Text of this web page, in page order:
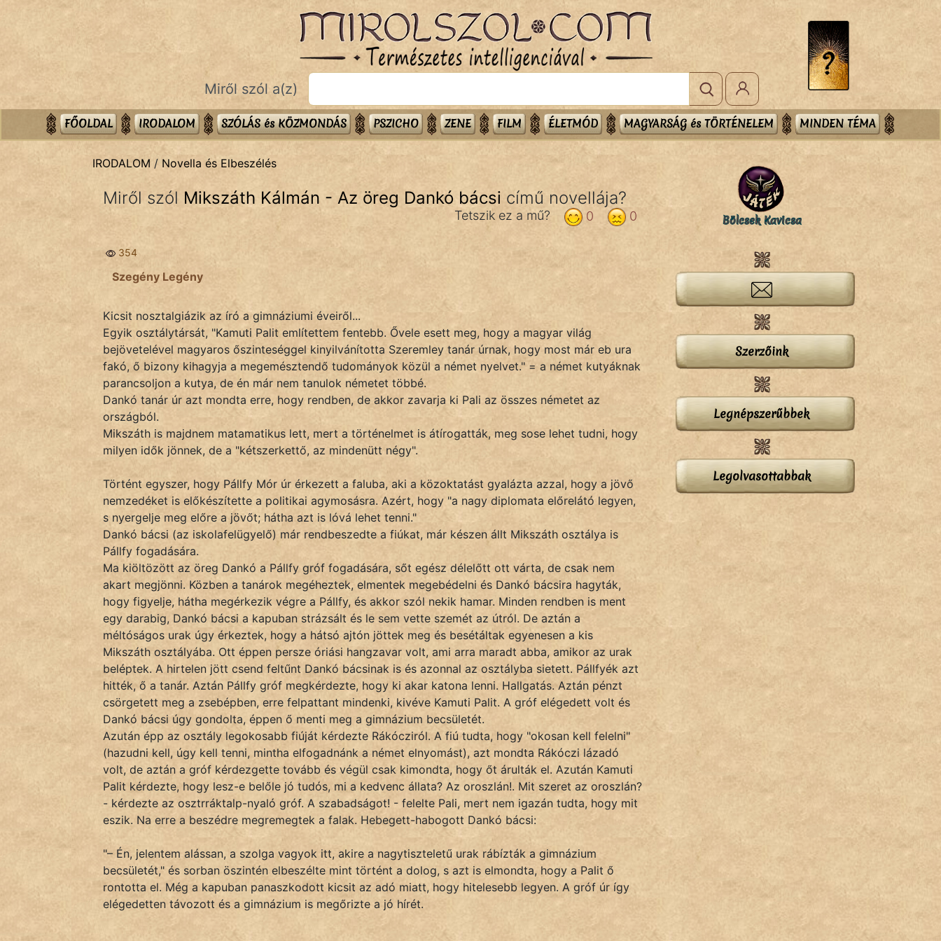
Dráma
Eposz
Kötelező
Monda
Regény
Vers
KÖZMONDÁS
Népszerű szerzőink:
Miről szól a(z)
FŐOLDAL IRODALOM SZÓLÁS és KÖZMONDÁS PSZICHO ZENE FILM ÉLETMÓD MAGYARSÁG és TÖRTÉNELEM MINDEN TÉMA
IRODALOM / Novella és Elbeszélés
Miről szól Mikszáth Kálmán - Az öreg Dankó bácsi című novellája?
0
0
Tetszik ez a mű?
354
Szegény Legény
Kicsit nosztalgiázik az író a gimnáziumi éveiről...
Egyik osztálytársát, "Kamuti Palit említettem fentebb. Ővele esett meg, hogy a magyar világ
bejövetelével magyaros őszinteséggel kinyilvánította Szeremley tanár úrnak, hogy most már eb ura
fakó, ő bizony kihagyja a megemésztendő tudományok közül a német nyelvet." = a német kutyáknak
parancsoljon a kutya, de én már nem tanulok németet többé.
Dankó tanár úr azt mondta erre, hogy rendben, de akkor zavarja ki Pali az összes németet az
országból.
Mikszáth is majdnem matamatikus lett, mert a történelmet is átírogatták, meg sose lehet tudni, hogy
milyen idők jönnek, de a "kétszerkettő, az mindenütt négy".
Történt egyszer, hogy Pállfy Mór úr érkezett a faluba, aki a közoktatást gyalázta azzal, hogy a jövő
nemzedéket is előkészítette a politikai agymosásra. Azért, hogy "a nagy diplomata előrelátó legyen,
s nyergelje meg előre a jövőt; hátha azt is lóvá lehet tenni."
Dankó bácsi (az iskolafelügyelő) már rendbeszedte a fiúkat, már készen állt Mikszáth osztálya is
Pállfy fogadására.
Ma kiöltözött az öreg Dankó a Pállfy gróf fogadására, sőt egész délelőtt ott várta, de csak nem
akart megjönni. Közben a tanárok megéheztek, elmentek megebédelni és Dankó bácsira hagyták,
hogy figyelje, hátha megérkezik végre a Pállfy, és akkor szól nekik hamar. Minden rendben is ment
egy darabig, Dankó bácsi a kapuban strázsált és le sem vette szemét az útról. De aztán a
méltóságos urak úgy érkeztek, hogy a hátsó ajtón jöttek meg és besétáltak egyenesen a kis
Mikszáth osztályába. Ott éppen persze óriási hangzavar volt, ami arra maradt abba, amikor az urak
beléptek. A hirtelen jött csend feltűnt Dankó bácsinak is és azonnal az osztályba sietett. Pállfyék azt
hitték, ő a tanár. Aztán Pállfy gróf megkérdezte, hogy ki akar katona lenni. Hallgatás. Aztán pénzt
csörgetett meg a zsebépben, erre felpattant mindenki, kivéve Kamuti Palit. A gróf elégedett volt és
Dankó bácsi úgy gondolta, éppen ő menti meg a gimnázium becsületét.
Azután épp az osztály legokosabb fiúját kérdezte Rákócziról. A fiú tudta, hogy "okosan kell felelni"
(hazudni kell, úgy kell tenni, mintha elfogadnánk a német elnyomást), azt mondta Rákóczi lázadó
volt, de aztán a gróf kérdezgette tovább és végül csak kimondta, hogy őt árulták el. Azután Kamuti
Palit kérdezte, hogy lesz-e belőle jó tudós, mi a kedvenc állata? Az oroszlán!. Mit szeret az oroszlán?
- kérdezte az osztrráktalp-nyaló gróf. A szabadságot! - felelte Pali, mert nem igazán tudta, hogy mit
eszik. Na erre a beszédre megremegtek a falak. Hebegett-habogott Dankó bácsi:
"– Én, jelentem alássan, a szolga vagyok itt, akire a nagytiszteletű urak rábízták a gimnázium
becsületét," és sorban öszintén elbeszélte mint történt a dolog, s azt is elmondta, hogy a Palit ő
rontotta el. Még a kapuban panaszkodott kicsit az adó miatt, hogy hitelesebb legyen. A gróf úr így
elégedetten távozott és a gimnázium is megőrizte a jó hírét.
Bölcsek Kavicsa
Szerzőink
Legnépszerűbbek
Legolvasottabbak